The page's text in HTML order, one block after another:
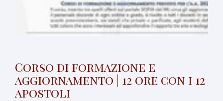
Corso di formazione e
aggiornamento | 12 ore con i 12
apostoli